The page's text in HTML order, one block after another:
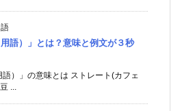
用語）」とは？意味と例文が３秒
語）」の意味とは ストレート(カフェ
...